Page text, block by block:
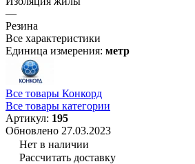
—
Резина
Все характеристики
Единица измерения: метр
Все товары Конкорд
Все товары категории
Артикул: 195
Обновлено 27.03.2023
Нет в наличии
Рассчитать доставку